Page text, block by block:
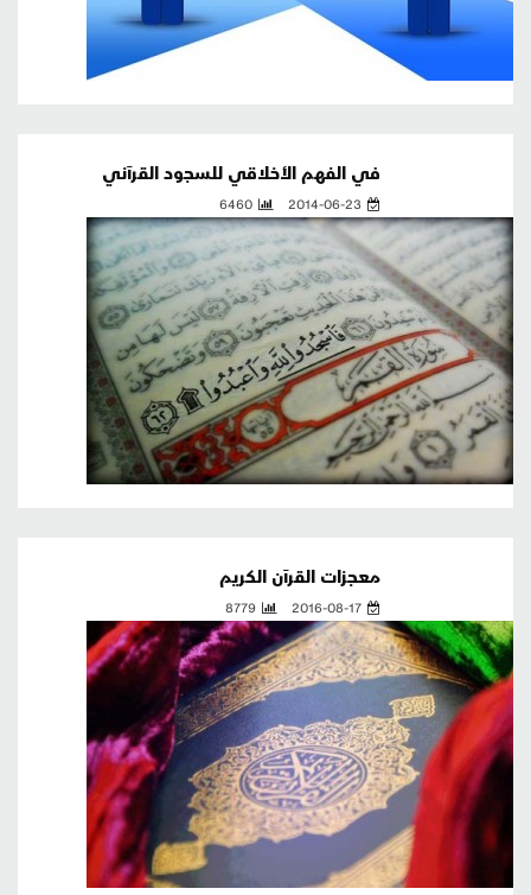
في الفهم الأخلاقي للسجود القرآني
2014-06-23
6460
معجزات القرآن الكريم
2016-08-17
8779